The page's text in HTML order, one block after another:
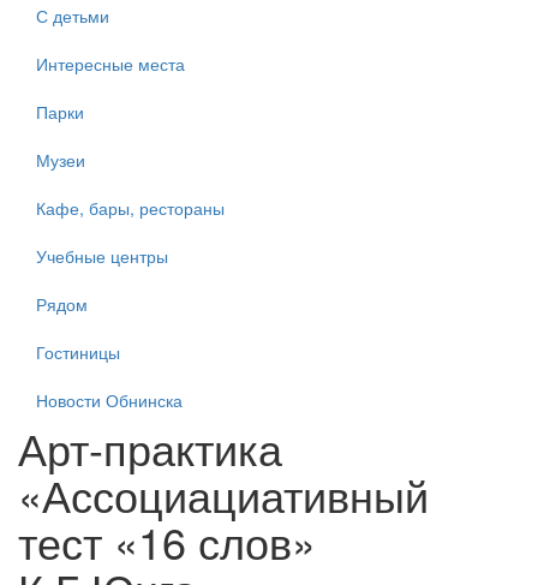
С детьми
Интересные места
Парки
Музеи
Кафе, бары, рестораны
Учебные центры
Рядом
Гостиницы
Новости Обнинска
Арт-практика
«Ассоциациативный
тест «16 слов»